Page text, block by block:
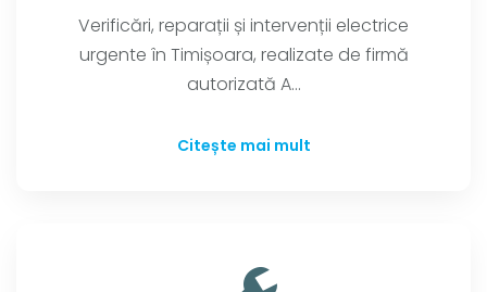
Verificări, reparații și intervenții electrice
urgente în Timișoara, realizate de firmă
autorizată A...
Citește mai mult